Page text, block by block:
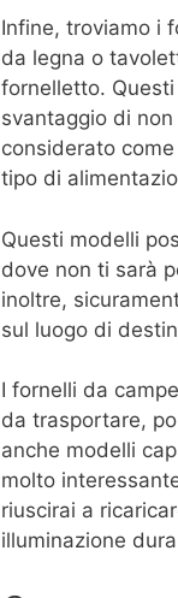
Infine, troviamo i
da legna o
fornelletto.
svantaggio di
considerato
tipo di
Questi modelli
dove non ti sarà
inoltre,
sul luogo di
I fornelli da
da trasportare,
anche modelli
molto
riuscirai a
illuminazione